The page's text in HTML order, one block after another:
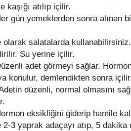
kaşığı atılıp içilir.
gün yemeklerden sonra alınan
olarak salatalarda
Su yerine içilir.
adet görmeyi sağlar.
konulur, demlendikten sonra
düzenli, normal olmasını
eksikliğini giderip hamile
3 yaprak adaçayı atıp, 5